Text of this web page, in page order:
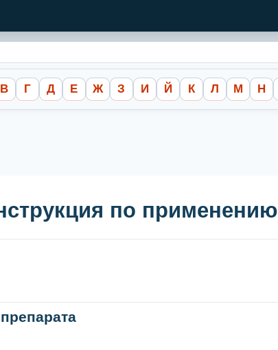
В Г Д Е Ж З И Й К Л М Н
по применению